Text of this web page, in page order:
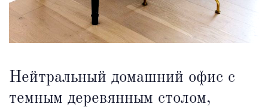
Нейтральный домашний офис с
темным деревянным столом,